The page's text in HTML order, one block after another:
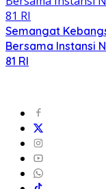
Semangat
Bersama Instansi
81 RI